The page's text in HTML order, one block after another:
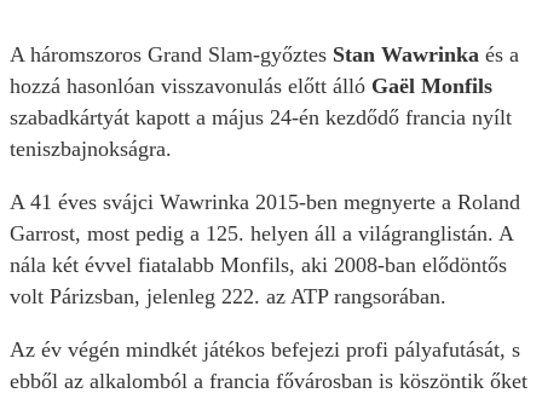
A háromszoros Grand Slam-győztes Stan Wawrinka és a
hozzá hasonlóan visszavonulás előtt álló Gaël Monfils
szabadkártyát kapott a május 24-én kezdődő francia nyílt
teniszbajnokságra.
A 41 éves svájci Wawrinka 2015-ben megnyerte a Roland
Garrost, most pedig a 125. helyen áll a világranglistán. A
nála két évvel fiatalabb Monfils, aki 2008-ban elődöntős
volt Párizsban, jelenleg 222. az ATP rangsorában.
Az év végén mindkét játékos befejezi profi pályafutását, s
ebből az alkalomból a francia fővárosban is köszöntik őket